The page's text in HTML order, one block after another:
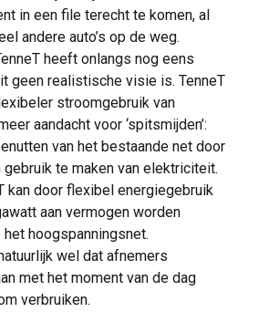
in een file terecht te komen, al
andere auto’s op de weg.
heeft onlangs nog eens
geen realistische visie is. TenneT
stroomgebruik van
aandacht voor ‘spitsmijden’:
van het bestaande net door
gebruik te maken van elektriciteit.
kan door flexibel energiegebruik
aan vermogen worden
hoogspanningsnet.
wel dat afnemers
met het moment van de dag
verbruiken.